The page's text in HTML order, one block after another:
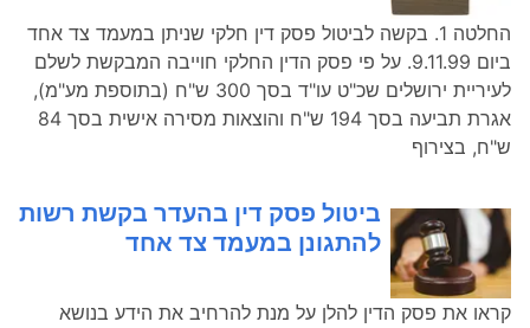
החלטה 1. בקשה לביטול פסק דין חלקי שניתן במעמד צד אחד
ביום 9.11.99. על פי פסק הדין החלקי חוייבה המבקשת לשלם
לעיריית ירושלים שכ"ט עו"ד בסך 300 ש"ח (בתוספת מע"מ),
אגרת תביעה בסך 194 ש"ח והוצאות מסירה אישית בסך 84
ש"ח, בצירוף
ביטול פסק דין בהעדר בקשת רשות
להתגונן במעמד צד אחד
קראו את פסק הדין להלן על מנת להרחיב את הידע בנושא